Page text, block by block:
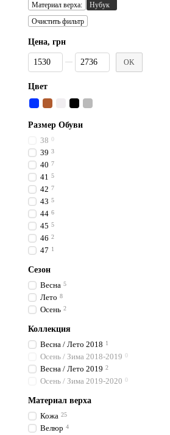
Материал верха:
Нубук
Очистить фильтр
Цена, грн
От Цена, грн
До Цена, грн
OK
Цвет
Размер Обуви
38 0
39 3
40 7
41 5
42 7
43 5
44 6
45 5
46 2
47 1
Сезон
Весна 5
Лето 8
Осень 2
Коллекция
Весна / Лето 2018 1
Осень / Зима 2018-2019 0
Весна / Лето 2019 2
Осень / Зима 2019-2020 0
Материал верха
Кожа 25
Велюр 4